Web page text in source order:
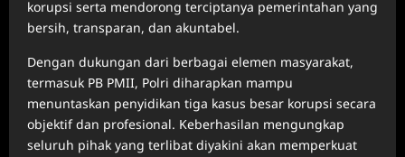
korupsi serta mendorong terciptanya pemerintahan yang
bersih, transparan, dan akuntabel.
Dengan dukungan dari berbagai elemen masyarakat,
termasuk PB PMII, Polri diharapkan mampu
menuntaskan penyidikan tiga kasus besar korupsi secara
objektif dan profesional. Keberhasilan mengungkap
seluruh pihak yang terlibat diyakini akan memperkuat